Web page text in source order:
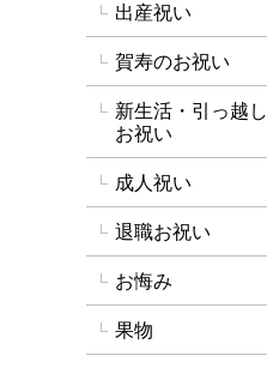
出産祝い
賀寿のお祝い
新生活・引っ越し
お祝い
成人祝い
退職お祝い
お悔み
果物